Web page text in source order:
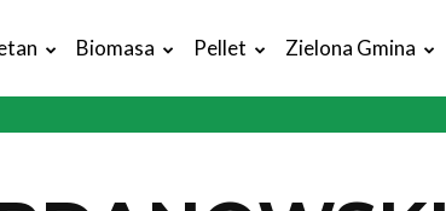
Biomasa Pellet Zielona Gmina